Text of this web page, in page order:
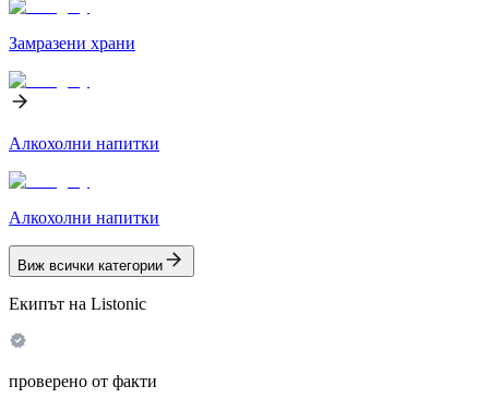
Замразени храни
Алкохолни напитки
Алкохолни напитки
Виж всички категории
Екипът на Listonic
проверено от факти